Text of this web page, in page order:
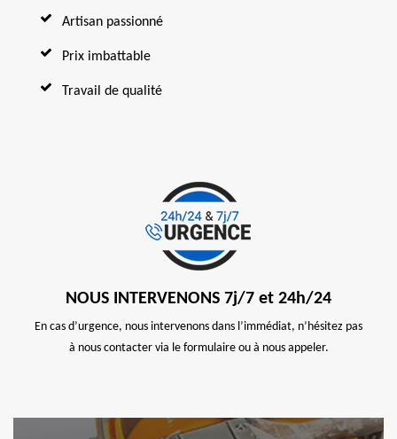
Artisan passionné
Prix imbattable
Travail de qualité
NOUS INTERVENONS 7j/7 et 24h/24
En cas d’urgence, nous intervenons dans l’immédiat, n’hésitez pas
à nous contacter via le formulaire ou à nous appeler.